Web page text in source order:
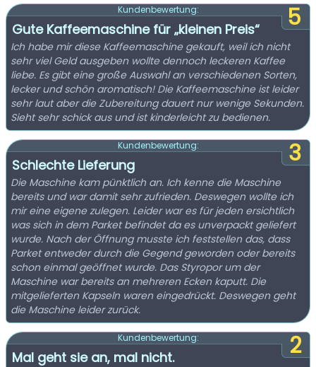
5
Kundenbewertung:
Gute Kaffeemaschine für „kleinen Preis“
Ich habe mir diese Kaffeemaschine gekauft, weil ich nicht
sehr viel Geld ausgeben wollte dennoch leckeren Kaffee
liebe. Es gibt eine große Auswahl an verschiedenen Sorten,
lecker und schön aromatisch! Die Kaffeemaschine ist leider
sehr laut aber die Zubereitung dauert nur wenige Sekunden.
Sieht sehr schick aus und ist kinderleicht zu bedienen.
3
Kundenbewertung:
Schlechte Lieferung
Die Maschine kam pünktlich an. Ich kenne die Maschine
bereits und war damit sehr zufrieden. Deswegen wollte ich
mir eine eigene zulegen. Leider war es für jeden ersichtlich
was sich in dem Parket befindet da es unverpackt geliefert
wurde. Nach der Öffnung musste ich feststellen das, dass
Parket entweder durch die Gegend geworden oder bereits
schon einmal geöffnet wurde. Das Styropor um der
Maschine war bereits an mehreren Ecken kaputt. Die
mitgelieferten Kapseln waren eingedrückt. Deswegen geht
die Maschine leider zurück.
2
Kundenbewertung:
Mal geht sie an, mal nicht.